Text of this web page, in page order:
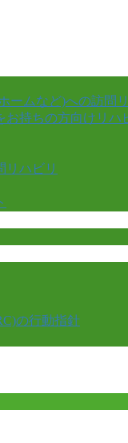
ームなど)への訪問
お持ちの方向けリハ
リハビリ
の行動指針